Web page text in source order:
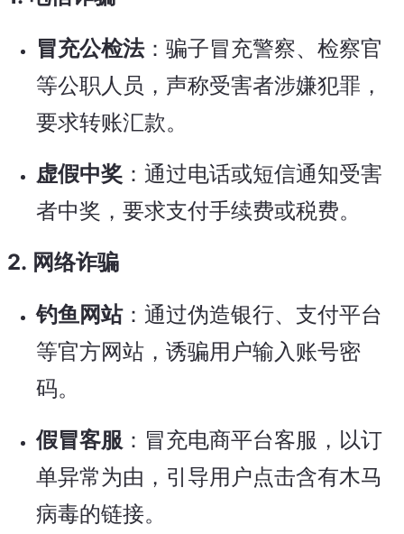
冒充公检法：骗子冒充警察、检察官
等公职人员，声称受害者涉嫌犯罪，
要求转账汇款。
虚假中奖 ：通过电话或短信通知受害
者中奖，要求支付手续费或税费。
2. 网络诈骗
钓鱼网站：通过伪造银行、支付平台
等官方网站，诱骗用户输入账号密
码。
假冒客服 ：冒充电商平台客服，以订
单异常为由，引导用户点击含有木马
病毒的链接。